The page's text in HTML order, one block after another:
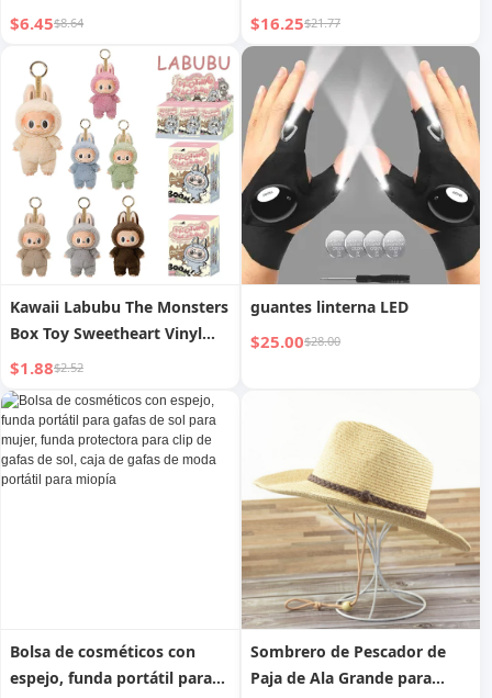
Sorpresa Limitada de
Llavero
$6.45$8.64
Xiaosugar Guisantes Molly
Serie Llavero Artesanal o
Adorno
$16.25$21.77
Kawaii Labubu The Monsters
Box Toy Sweetheart Vinyl
Doll Llavero Colgante de
Mochila Lindo, Ropa de
Muñeca de Peluche, Regalos
$1.88$2.52
guantes linterna LED
$25.00$28.00
Bolsa de cosméticos con
espejo, funda portátil para
Sombrero de Pescador de
Paja de Ala Grande para